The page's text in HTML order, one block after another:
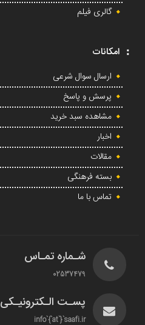
گالری فیلم
امکانات
ارسال سوال شرعی
پرسش و پاسخ
مشاهده سبد خرید
اخبار
مقالات
بسته فرهنگی
تماس با ما
شـماره تمـاس
02537479
پسـت الـکترونیـکی
info`{`at`}`saafi.ir